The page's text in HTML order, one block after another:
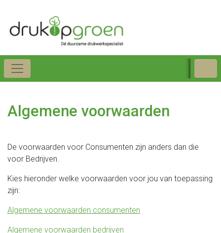
Algemene voorwaarden
De voorwaarden voor Consumenten zijn anders dan die
voor Bedrijven.
Kies hieronder welke voorwaarden voor jou van toepassing
zijn:
Algemene voorwaarden consumenten
Algemene voorwaarden bedrijven